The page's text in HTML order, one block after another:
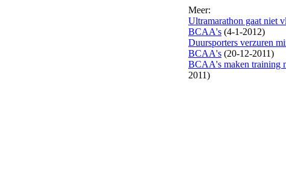
Meer:
Ultramarathon gaat niet
BCAA's (4-1-2012)
Duursporters verzuren
BCAA's (20-12-2011)
BCAA's maken training
2011)